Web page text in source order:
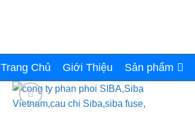
Trang Chủ Giới Thiệu Sản phẩm